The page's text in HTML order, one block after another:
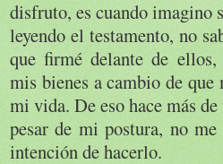
disfruto, es cuando imagino
leyendo el testamento, no
que firmé delante de
mis bienes a cambio de
mi vida. De eso hace más
pesar de mi postura, no
intención de hacerlo.